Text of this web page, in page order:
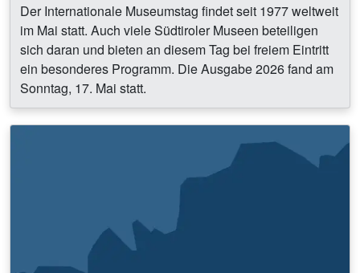
Der Internationale Museumstag findet seit 1977 weltweit
im Mai statt. Auch viele Südtiroler Museen beteiligen
sich daran und bieten an diesem Tag bei freiem Eintritt
ein besonderes Programm. Die Ausgabe 2026 fand am
Sonntag, 17. Mai statt.